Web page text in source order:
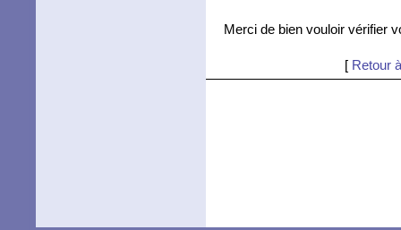
Merci de bien vouloir vérifier
[ Retour